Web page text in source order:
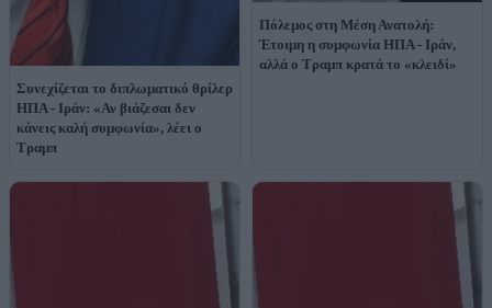
Συνεχίζεται το διπλωματικό θρίλερ
ΗΠΑ - Ιράν: «Αν βιάζεσαι δεν
κάνεις καλή συμφωνία», λέει ο
Τραμπ
Πόλεμος στη Μέση Ανατολή:
Έτοιμη η συμφωνία ΗΠΑ - Ιράν,
αλλά ο Τραμπ κρατά το «κλειδί»